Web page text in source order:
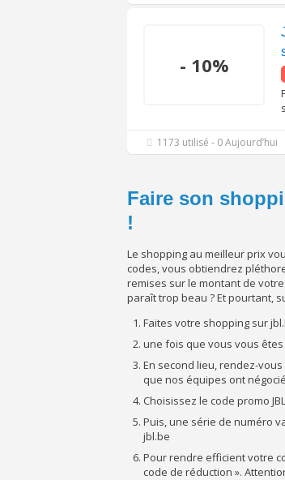
- 10%
1173 utilisé - 0 Aujourd’hui
Faire son
!
Le shopping au meilleur prix
codes, vous obtiendrez
remises sur le montant de
paraît trop beau ? Et pourtant,
Faites votre shopping sur
une fois que vous vous
En second lieu, rendez-
que nos équipes ont
Choisissez le code promo
Puis, une série de numéro
jbl.be
Pour rendre efficient votre
code de réduction ».